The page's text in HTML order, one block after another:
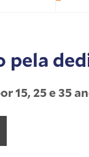
pela
15, 25 e 35